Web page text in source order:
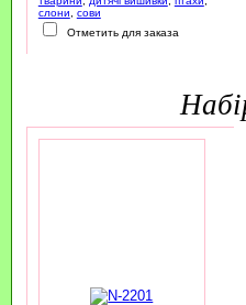
слони
сови
Отметить для заказа